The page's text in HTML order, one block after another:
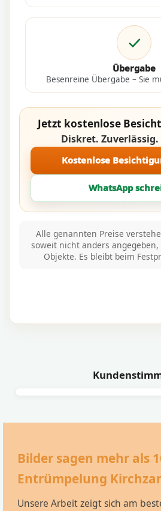
Übergabe
Besenreine Übergabe – Sie
Jetzt kostenlose
Diskret. Zuverlässig.
Kostenlose
WhatsApp
Alle genannten Preise
soweit nicht anders
Objekte. Es bleibt beim
Bilder sagen mehr als
Entrümpelung
Unsere Arbeit zeigt sich am